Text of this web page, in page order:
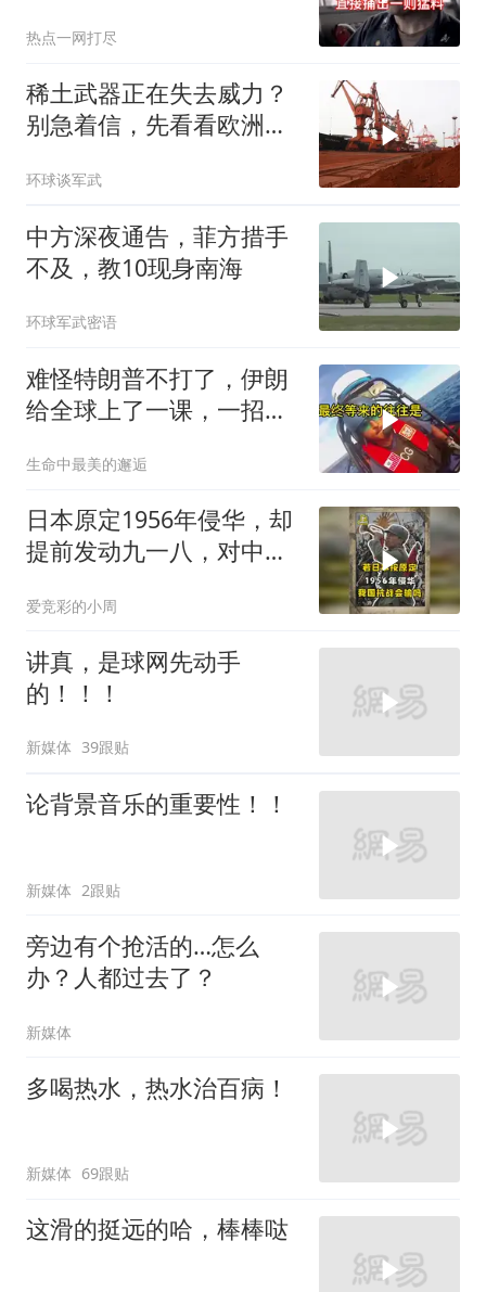
热点一网打尽
稀土武器正在失去威力？
别急着信，先看看欧洲军
环球谈军武
中方深夜通告，菲方措手
不及，教10现身南海
环球军武密语
难怪特朗普不打了，伊朗
给全球上了一课，一招吃
生命中最美的邂逅
日本原定1956年侵华，却
提前发动九一八，对中国
爱竞彩的小周
讲真，是球网先动手
的！！！
新媒体 39跟贴
论背景音乐的重要性！！
新媒体 2跟贴
旁边有个抢活的…怎么
办？人都过去了？
新媒体
多喝热水，热水治百病！
新媒体 69跟贴
这滑的挺远的哈，棒棒哒